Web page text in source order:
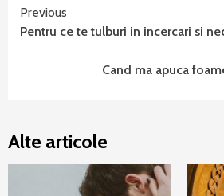
Continue
Reading
Previous
Pentru ce te tulburi in incercari si
Cand ma apuca
Alte articole